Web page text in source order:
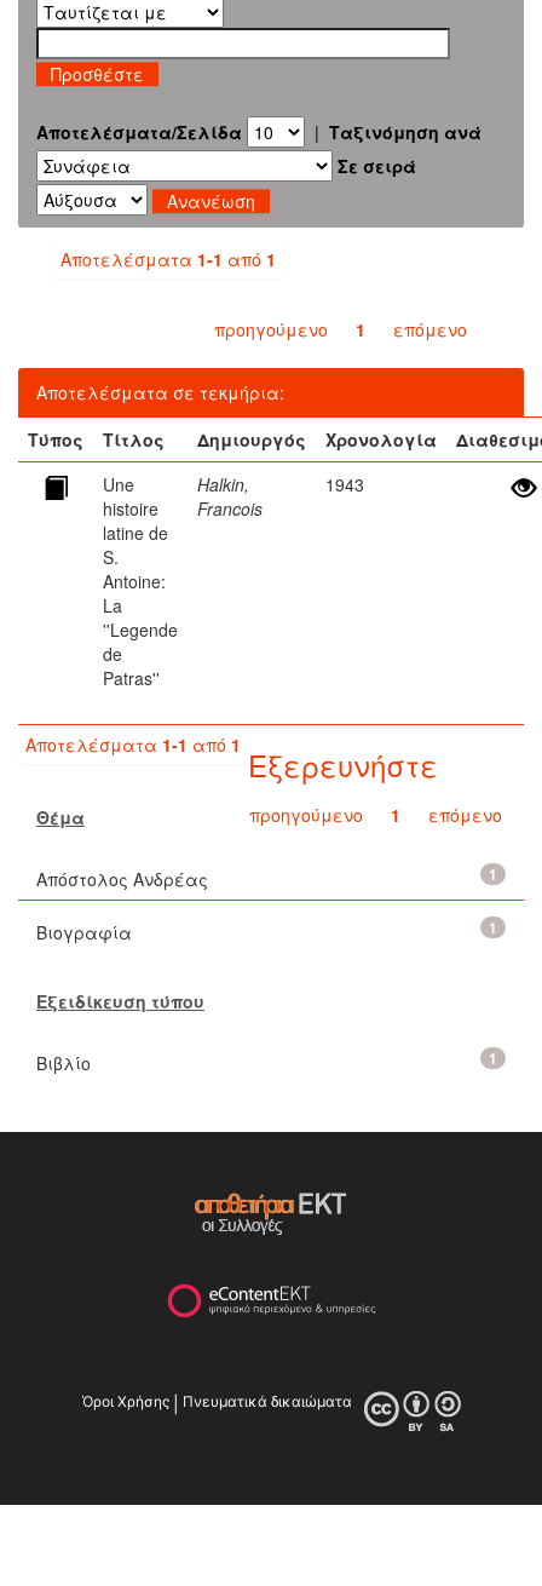
Αποτελέσματα/Σελίδα | Ταξινόμηση ανά
Σε σειρά
Αποτελέσματα 1-1 από 1
προηγούμενο 1 επόμενο
Αποτελέσματα σε τεκμήρια:
Τύπος
Τίτλος Δημιουργός Χρονολογία
Une
histoire
latine de
S.
Antoine:
La
''Legende
de
Patras''
Halkin,
Francois
1943
Αποτελέσματα 1-1 από 1
προηγούμενο 1 επόμενο
Εξερευνήστε
Θέμα
1
Απόστολος Ανδρέας
1
Βιογραφία
Εξειδίκευση τύπου
1
Βιβλίο